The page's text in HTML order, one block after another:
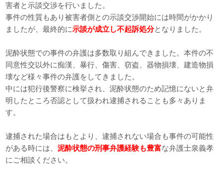
害者と示談交渉を行いました。
事件の性質もあり被害者側との示談交渉開始には時間がかかり
ましたが、最終的に示談が成立し不起訴処分となりました。
泥酔状態での事件の弁護は多数取り組んできました。本件の不
同意性交以外に痴漢、暴行、傷害、窃盗、器物損壊、建造物損
壊など様々事件の弁護をしてきました。
中には犯行後警察に検挙され、泥酔状態のため記憶にないと弁
明したところ否認として扱われ逮捕されることも多々ありま
す。
逮捕された場合はもとより、逮捕されない場合も事件の可能性
がある時には、泥酔状態の刑事弁護経験も豊富な弁護士泉義孝
にご相談ください。